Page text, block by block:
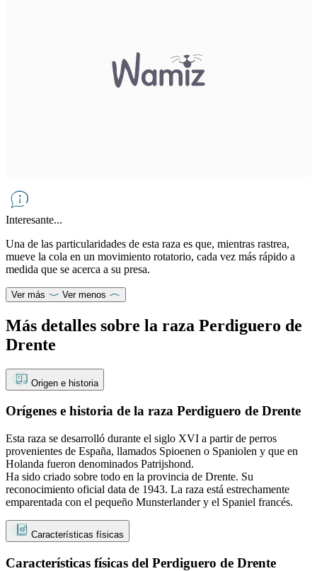
Interesante...
Una de las particularidades de esta raza es que, mientras rastrea,
mueve la cola en un movimiento rotatorio, cada vez más rápido a
medida que se acerca a su presa.
Ver más Ver menos
Más detalles sobre la raza Perdiguero de
Drente
Origen e historia
Orígenes e historia de la raza Perdiguero de Drente
Esta raza se desarrolló durante el siglo XVI a partir de perros
provenientes de España, llamados Spioenen o Spaniolen y que en
Holanda fueron denominados Patrijshond.
Ha sido criado sobre todo en la provincia de Drente. Su
reconocimiento oficial data de 1943. La raza está estrechamente
emparentada con el pequeño Munsterlander y el Spaniel francés.
Características físicas
Características físicas del Perdiguero de Drente